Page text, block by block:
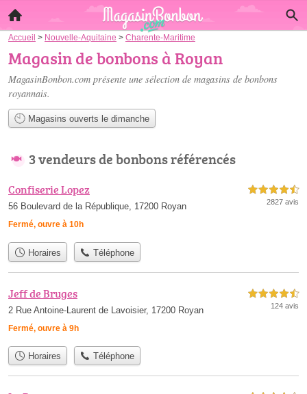
Accueil > Nouvelle-Aquitaine > Charente-Maritime
Magasin de bonbons à Royan
MagasinBonbon.com présente une sélection de magasins de bonbons
royannais.
Magasins ouverts le dimanche
3 vendeurs de bonbons référencés
Confiserie Lopez
56 Boulevard de la République, 17200 Royan
Fermé, ouvre à 10h
4,5 étoiles sur 5
2827 avis
Horaires Téléphone
Jeff de Bruges
2 Rue Antoine-Laurent de Lavoisier, 17200 Royan
Fermé, ouvre à 9h
4,5 étoiles sur 5
124 avis
Horaires Téléphone